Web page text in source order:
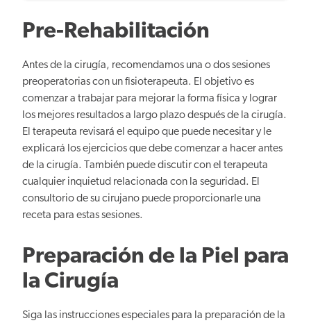
Pre-Rehabilitación
Antes de la cirugía, recomendamos una o dos sesiones
preoperatorias con un fisioterapeuta. El objetivo es
comenzar a trabajar para mejorar la forma física y lograr
los mejores resultados a largo plazo después de la cirugía.
El terapeuta revisará el equipo que puede necesitar y le
explicará los ejercicios que debe comenzar a hacer antes
de la cirugía. También puede discutir con el terapeuta
cualquier inquietud relacionada con la seguridad. El
consultorio de su cirujano puede proporcionarle una
receta para estas sesiones.
Preparación de la Piel para
la Cirugía
Siga las instrucciones especiales para la preparación de la